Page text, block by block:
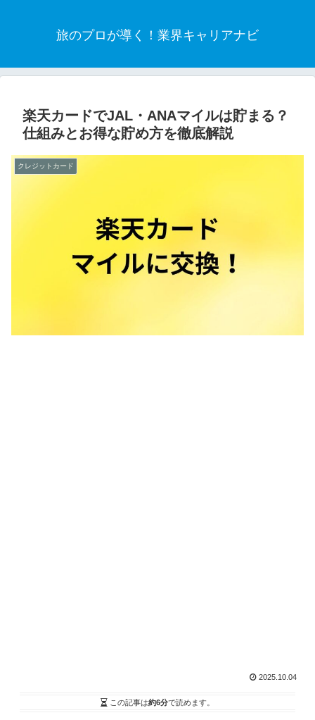
旅のプロが導く！業界キャリアナビ
楽天カードでJAL・ANAマイルは貯まる？
仕組みとお得な貯め方を徹底解説
クレジットカード
2025.10.04
この記事は約6分で読めます。